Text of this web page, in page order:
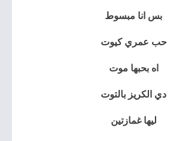
بس انا مبسوط
حب عمري كيوت
اه بحبها موت
دي الكريز بالتوت
ليها غمازتين